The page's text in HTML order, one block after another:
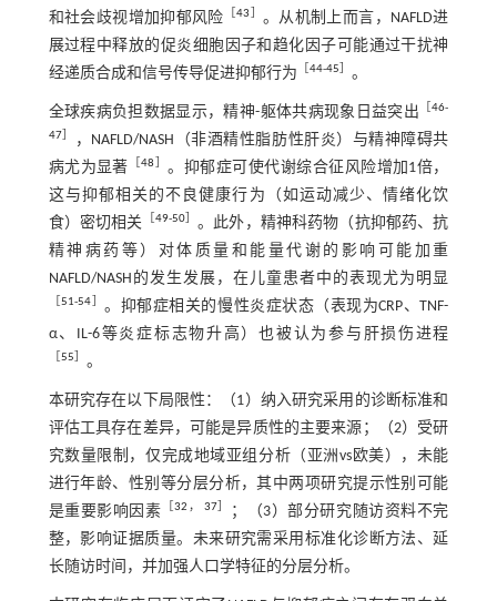
和社会歧视增加抑郁风险 ［43
。从机制上而言，NAFLD进
展过程中释放的促炎细胞因子和趋化因子可能通过干扰神
经递质合成和信号传导促进抑郁行为
44-45 。
全球疾病负担数据显示，精神-躯体共病现象日益突出 ［46-
47］
，NAFLD/NASH（非酒精性脂肪性肝炎）与精神障碍共
病尤为显著 ［48
。抑郁症可使代谢综合征风险增加1倍，
这与抑郁相关的不良健康行为（如运动减少、情绪化饮
食）密切相关
49-50］ 。此外，精神科药物（抗抑郁药、抗
精神病药等）对体质量和能量代谢的影响可能加重
NAFLD/NASH的发生发展，在儿童患者中的表现尤为明显
［51-54
。抑郁症相关的慢性炎症状态（表现为CRP、TNF-
α、IL-6等炎症标志物升高）也被认为参与肝损伤进程
55 。
本研究存在以下局限性：（1）纳入研究采用的诊断标准和
评估工具存在差异，可能是异质性的主要来源；（2）受研
究数量限制，仅完成地域亚组分析（亚洲vs欧美），未能
进行年龄、性别等分层分析，其中两项研究提示性别可能
是重要影响因素 ［32 ， 37］
；（3）部分研究随访资料不完
整，影响证据质量。未来研究需采用标准化诊断方法、延
长随访时间，并加强人口学特征的分层分析。